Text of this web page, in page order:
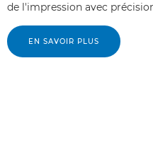
de l'impression avec
EN SAVOIR PLUS